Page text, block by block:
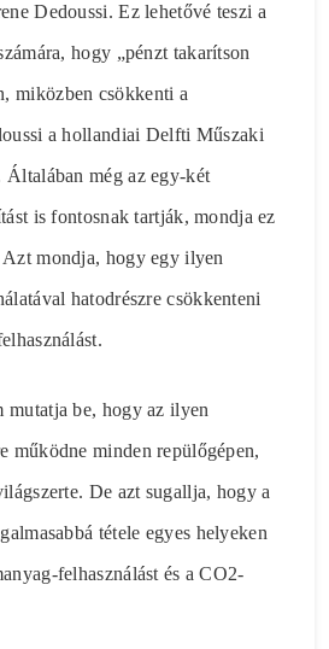
Dedoussi. Ez lehetővé teszi a
hogy „pénzt takarítson
miközben csökkenti a
a hollandiai Delfti Műszaki
még az egy-két
is fontosnak tartják, mondja ez
mondja, hogy egy ilyen
hatodrészre csökkenteni
mutatja be, hogy az ilyen
működne minden repülőgépen,
De azt sugallja, hogy a
tétele egyes helyeken
felhasználást és a CO2-